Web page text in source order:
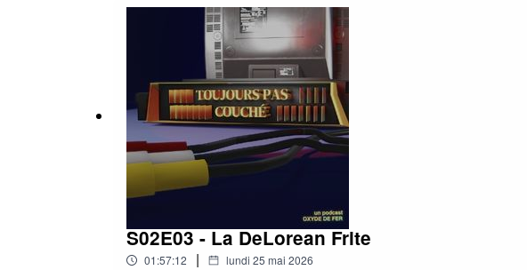
S02E03 - La DeLorean Frite
01:57:12 | lundi 25 mai 2026